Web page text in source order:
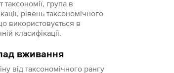
таксономії, група в
рівень таксономічного
використовується в
класифікації.
вживання
від таксономічного рангу